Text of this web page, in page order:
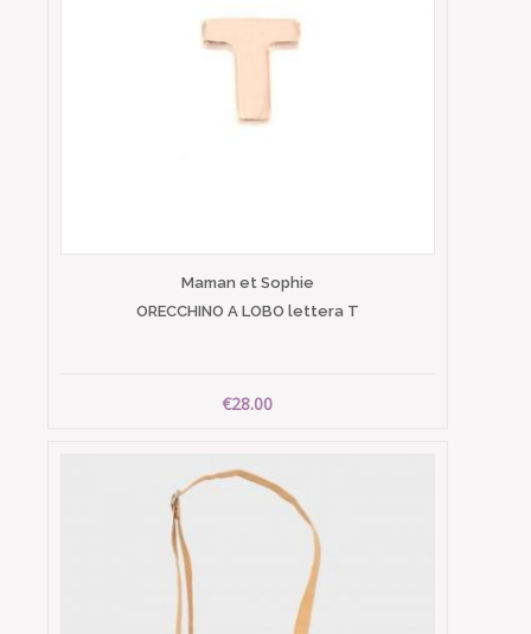
Maman et Sophie
ORECCHINO A LOBO lettera T
€28.00